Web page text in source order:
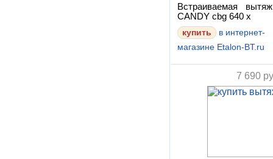
Встраиваемая
CANDY cbg 640 x
в интернет-
магазине Etalon-BT.ru
7 690